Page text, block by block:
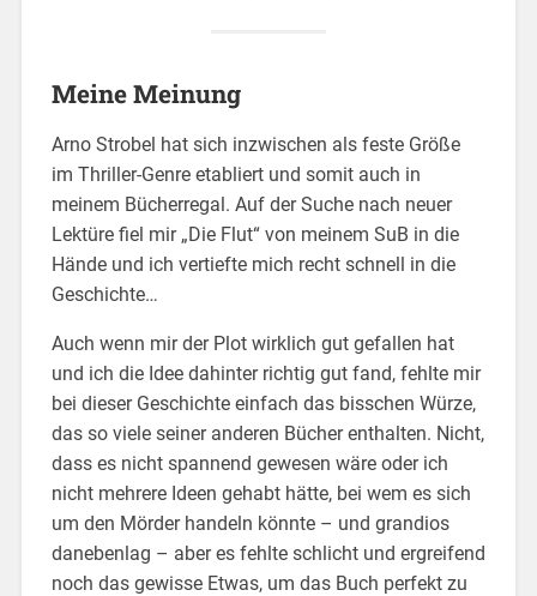
Meine Meinung
Arno Strobel hat sich inzwischen als feste Größe
im Thriller-Genre etabliert und somit auch in
meinem Bücherregal. Auf der Suche nach neuer
Lektüre fiel mir „Die Flut“ von meinem SuB in die
Hände und ich vertiefte mich recht schnell in die
Geschichte…
Auch wenn mir der Plot wirklich gut gefallen hat
und ich die Idee dahinter richtig gut fand, fehlte mir
bei dieser Geschichte einfach das bisschen Würze,
das so viele seiner anderen Bücher enthalten. Nicht,
dass es nicht spannend gewesen wäre oder ich
nicht mehrere Ideen gehabt hätte, bei wem es sich
um den Mörder handeln könnte – und grandios
danebenlag – aber es fehlte schlicht und ergreifend
noch das gewisse Etwas, um das Buch perfekt zu